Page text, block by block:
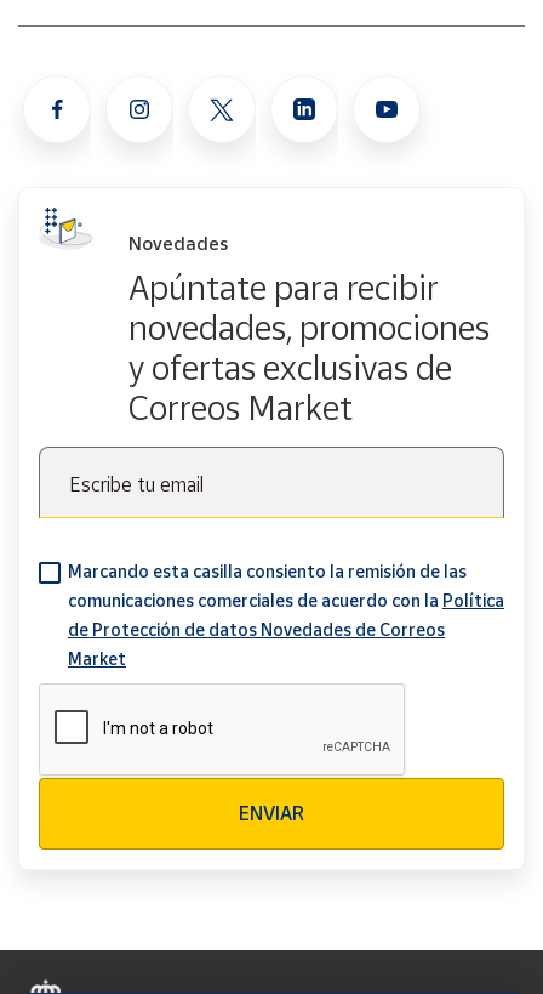
Novedades
Apúntate para recibir
novedades, promociones
y ofertas exclusivas de
Correos Market
Escribe tu email
Marcando esta casilla consiento la remisión de las
comunicaciones comerciales de acuerdo con la Política
de Protección de datos Novedades de Correos
Market
ENVIAR